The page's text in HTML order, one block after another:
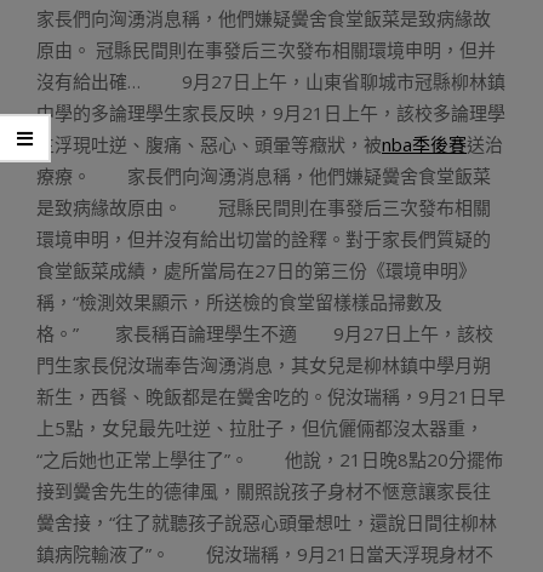
家長們向洶湧消息稱，他們嫌疑黌舍食堂飯菜是致病緣故
原由。 冠縣民間則在事發后三次發布相關環境申明，但并
沒有給出確… 9月27日上午，山東省聊城市冠縣柳林鎮
中學的多論理學生家長反映，9月21日上午，該校多論理學
生浮現吐逆、腹痛、惡心、頭暈等癥狀，被nba季後賽送治
療療。 家長們向洶湧消息稱，他們嫌疑黌舍食堂飯菜
是致病緣故原由。 冠縣民間則在事發后三次發布相關
環境申明，但并沒有給出切當的詮釋。對于家長們質疑的
食堂飯菜成績，處所當局在27日的第三份《環境申明》
稱，“檢測效果顯示，所送檢的食堂留樣樣品掃數及
格。” 家長稱百論理學生不適 9月27日上午，該校
門生家長倪汝瑞奉告洶湧消息，其女兒是柳林鎮中學月朔
新生，西餐、晚飯都是在黌舍吃的。倪汝瑞稱，9月21日早
上5點，女兒最先吐逆、拉肚子，但伉儷倆都沒太器重，
“之后她也正常上學往了”。 他說，21日晚8點20分擺佈
接到黌舍先生的德律風，關照說孩子身材不愜意讓家長往
黌舍接，“往了就聽孩子說惡心頭暈想吐，還說日間往柳林
鎮病院輸液了”。 倪汝瑞稱，9月21日當天浮現身材不